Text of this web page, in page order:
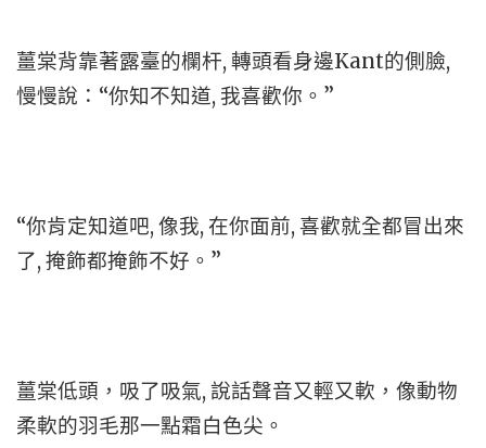
薑棠背靠著露臺的欄杆, 轉頭看身邊Kant的側臉,
慢慢說：“你知不知道, 我喜歡你。”
“你肯定知道吧, 像我, 在你面前, 喜歡就全都冒出來
了, 掩飾都掩飾不好。”
薑棠低頭，吸了吸氣, 說話聲音又輕又軟，像動物
柔軟的羽毛那一點霜白色尖。